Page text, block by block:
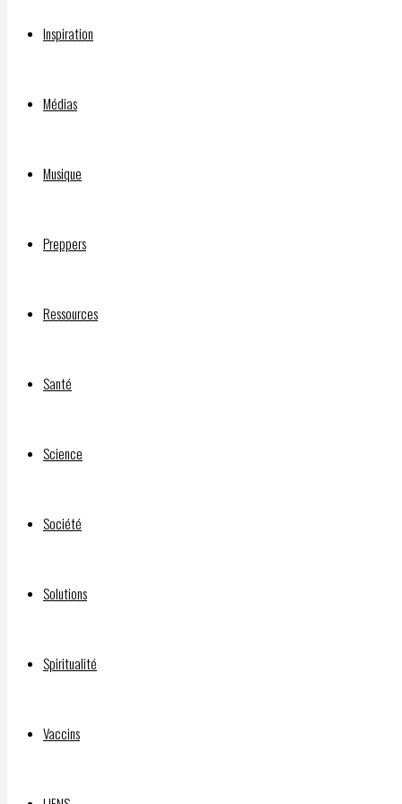
Inspiration
Médias
Musique
Preppers
Ressources
Santé
Science
Société
Solutions
Spiritualité
Vaccins
Vous devez